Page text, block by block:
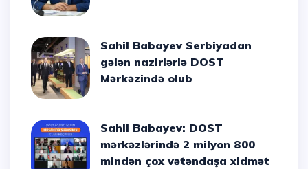
Sahil Babayev Serbiyadan
gələn nazirlərlə DOST
Mərkəzində olub
Sahil Babayev: DOST
mərkəzlərində 2 milyon 800
mindən çox vətəndaşa xidmət